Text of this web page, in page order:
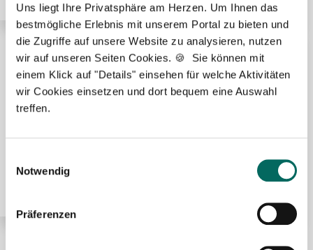
Uns liegt Ihre Privatsphäre am Herzen. Um Ihnen das
bestmögliche Erlebnis mit unserem Portal zu bieten und
die Zugriffe auf unsere Website zu analysieren, nutzen
wir auf unseren Seiten Cookies. 🍪 Sie können mit
einem Klick auf "Details" einsehen für welche Aktivitäten
wir Cookies einsetzen und dort bequem eine Auswahl
treffen.
Notwendig
Präferenzen
🌟 PREMIUM-STELLENANGEBOT 🌟